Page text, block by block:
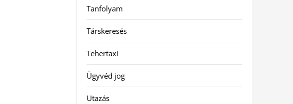
Tanfolyam
Társkeresés
Tehertaxi
Ügyvéd jog
Utazás